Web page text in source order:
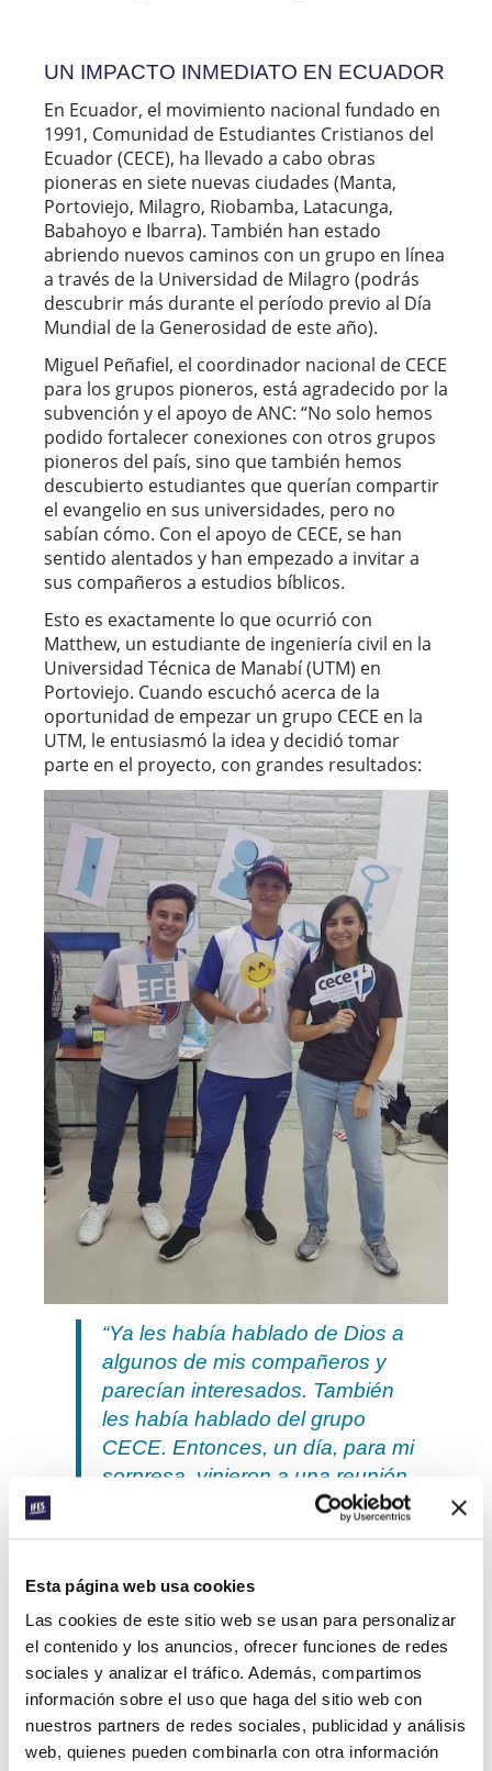
Esta página web usa cookies
Las cookies de este sitio web se usan para personalizar
el contenido y los anuncios, ofrecer funciones de redes
sociales y analizar el tráfico. Además, compartimos
información sobre el uso que haga del sitio web con
nuestros partners de redes sociales, publicidad y análisis
web, quienes pueden combinarla con otra información
UN IMPACTO INMEDIATO EN ECUADOR
En Ecuador, el movimiento nacional fundado en
1991, Comunidad de Estudiantes Cristianos del
Ecuador (CECE), ha llevado a cabo obras
pioneras en siete nuevas ciudades (Manta,
Portoviejo, Milagro, Riobamba, Latacunga,
Babahoyo e Ibarra). También han estado
abriendo nuevos caminos con un grupo en línea
a través de la Universidad de Milagro (podrás
descubrir más durante el período previo al Día
Mundial de la Generosidad de este año).
Miguel Peñafiel, el coordinador nacional de CECE
para los grupos pioneros, está agradecido por la
subvención y el apoyo de ANC: “No solo hemos
podido fortalecer conexiones con otros grupos
pioneros del país, sino que también hemos
descubierto estudiantes que querían compartir
el evangelio en sus universidades, pero no
sabían cómo. Con el apoyo de CECE, se han
sentido alentados y han empezado a invitar a
sus compañeros a estudios bíblicos.
Esto es exactamente lo que ocurrió con
Matthew, un estudiante de ingeniería civil en la
Universidad Técnica de Manabí (UTM) en
Portoviejo. Cuando escuchó acerca de la
oportunidad de empezar un grupo CECE en la
UTM, le entusiasmó la idea y decidió tomar
parte en el proyecto, con grandes resultados:
“Ya les había hablado de Dios a
algunos de mis compañeros y
parecían interesados. También
les había hablado del grupo
CECE. Entonces, un día, para mi
sorpresa, vinieron a una reunión.
Justo allí, durante el estudio, en
tuvieron la oportunidad de
aceptar a Cristo. ¡Y lo aceptaron!
Así que les invité a un helado
para celebrarlo. Después de
meses intentando que aceptaran
a Cristo, llegó el día”.